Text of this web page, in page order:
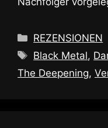
Kategorien
REZENSIONEN
Schlagwörter
Black Metal,
The Deepening,